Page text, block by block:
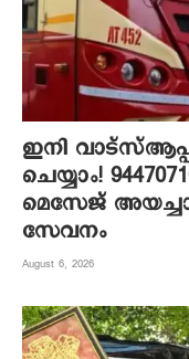
ഇനി
ചെയ്യാം!
മെസേജ്
സേവനം
August 6, 2026